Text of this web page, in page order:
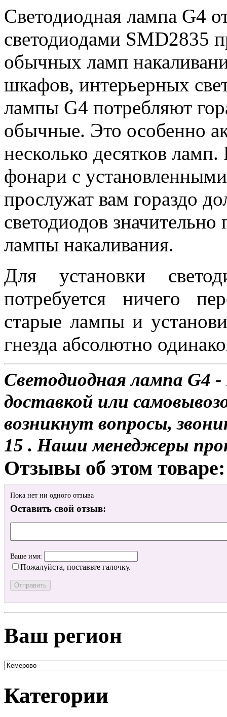
Светодиодная лампа G4
светодиодами SMD2835
обычных ламп
шкафов, интерьерных
лампы G4 потребляют
обычные. Это особенно
несколько десятков
фонари с
прослужат вам гораздо
светодиодов
лампы накаливания.
Для установки
потребуется ничего
старые лампы и
гнезда абсолютно
Светодиодная лампа G4
доставкой или
возникнут вопросы,
15 . Наши менеджеры
Отзывы об этом товаре:
Пока нет ни одного отзыва
Оставить свой отзыв:
Ваше имя:
Пожалуйста, поставьте галочку.
Ваш регион
Категории